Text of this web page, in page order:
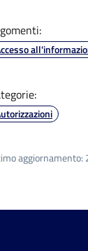
aggiornamento: